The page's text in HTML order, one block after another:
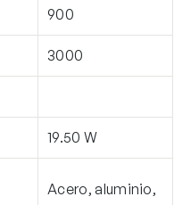
900
3000
19.50 W
Acero, aluminio,